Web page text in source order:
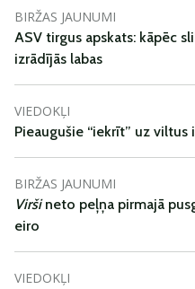
BIRŽAS JAUNUMI
ASV tirgus apskats: kāpēc
izrādījās labas
VIEDOKĻI
Pieaugušie “iekrīt” uz viltus
BIRŽAS JAUNUMI
Viršineto peļņa pirmajā
eiro
VIEDOKĻI